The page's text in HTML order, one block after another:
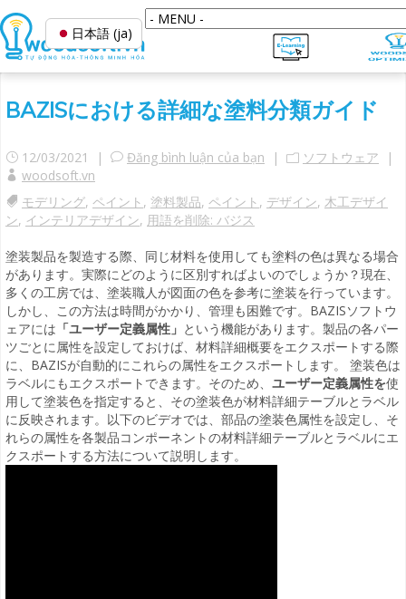
BAZISにおける詳細な塗料分類ガイド
12/03/2021 | Đăng bình luận của bạn | ソフトウェア |
woodsoft.vn
モデリング, ペイント , 塗料製品, ペイント , デザイン, 木工デザイ
ン, インテリアデザイン, 用語を削除: バジス
塗装製品を製造する際、同じ材料を使用しても塗料の色は異なる場合
があります。実際にどのように区別すればよいのでしょうか？現在、
多くの工房では、塗装職人が図面の色を参考に塗装を行っています。
しかし、この方法は時間がかかり、管理も困難です。BAZISソフトウ
ェアには 「ユーザー定義属性」 という機能があります。製品の各パー
ツごとに属性を設定しておけば、材料詳細概要をエクスポートする際
に、BAZISが自動的にこれらの属性をエクスポートします。
塗装色は
ラベルにもエクスポートできます。そのため、 ユーザー定義属性を使
用して塗装色を指定すると、その塗装色が材料詳細テーブルとラベル
に反映されます。以下のビデオでは、部品の塗装色属性を設定し、そ
れらの属性を各製品コンポーネントの材料詳細テーブルとラベルにエ
クスポートする方法について説明します。
日本語 (ja)